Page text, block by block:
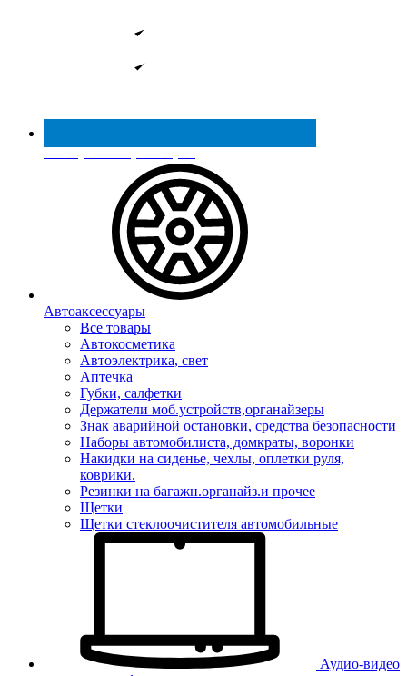
Реестр МинПромТорга
Автоаксессуары
Все товары
Автокосметика
Автоэлектрика, свет
Аптечка
Губки, салфетки
Держатели моб.устройств,органайзеры
Знак аварийной остановки, средства безопасности
Наборы автомобилиста, домкраты, воронки
Накидки на сиденье, чехлы, оплетки руля,
коврики.
Резинки на багажн.органайз.и прочее
Щетки
Щетки стеклоочистителя автомобильные
Аудио-видео